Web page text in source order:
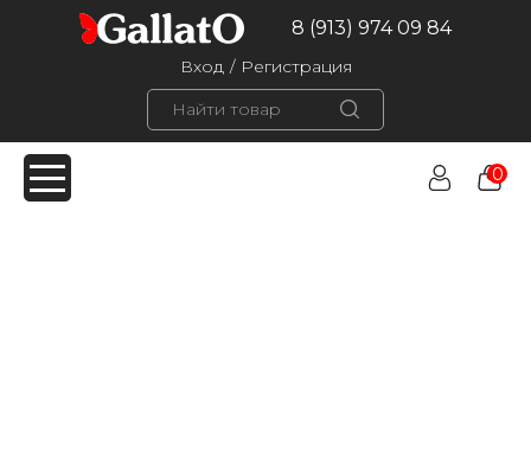
8 (913) 974 09 84
Вход / Регистрация
0